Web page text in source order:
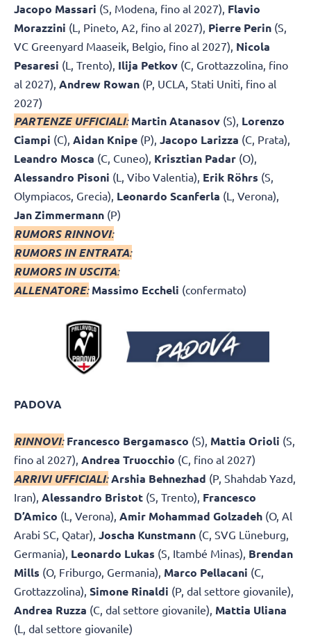
Jacopo Massari (S, Modena, fino al 2027), Flavio
Morazzini (L, Pineto, A2, fino al 2027), Pierre Perin (S,
VC Greenyard Maaseik, Belgio, fino al 2027), Nicola
Pesaresi (L, Trento), Ilija Petkov (C, Grottazzolina, fino
al 2027), Andrew Rowan (P, UCLA, Stati Uniti, fino al
2027)
PARTENZE UFFICIALI: Martin Atanasov (S), Lorenzo
Ciampi (C), Aidan Knipe (P), Jacopo Larizza (C, Prata),
Leandro Mosca (C, Cuneo), Krisztian Padar (O),
Alessandro Pisoni (L, Vibo Valentia), Erik Röhrs (S,
Olympiacos, Grecia), Leonardo Scanferla (L, Verona),
Jan Zimmermann (P)
RUMORS RINNOVI:
RUMORS IN ENTRATA:
RUMORS IN USCITA:
ALLENATORE: Massimo Eccheli (confermato)
PADOVA
RINNOVI: Francesco Bergamasco (S), Mattia Orioli (S,
fino al 2027), Andrea Truocchio (C, fino al 2027)
ARRIVI UFFICIALI:Arshia Behnezhad (P, Shahdab Yazd,
Iran), Alessandro Bristot (S, Trento), Francesco
D’Amico (L, Verona), Amir Mohammad Golzadeh (O, Al
Arabi SC, Qatar), Joscha Kunstmann (C, SVG Lüneburg,
Germania), Leonardo Lukas (S, Itambé Minas), Brendan
Mills (O, Friburgo, Germania), Marco Pellacani (C,
Grottazzolina), Simone Rinaldi (P, dal settore giovanile),
Andrea Ruzza (C, dal settore giovanile), Mattia Uliana
(L, dal settore giovanile)